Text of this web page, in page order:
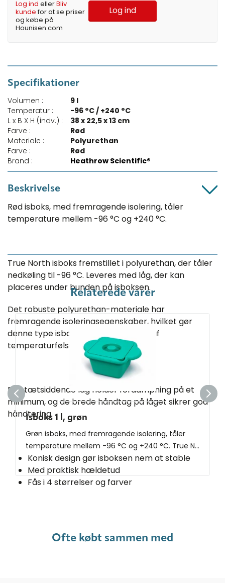
Log ind ellerBliv
kundefor at se priser
og købe på
Hounisen.com
Log ind
Specifikationer
Volumen :
9 l
Temperatur :
-96 °C / +240 °C
L x B X H (indv.) :
38 x 22,5 x 13 cm
Farve :
Rød
Materiale :
Polyurethan
Farve :
Rød
Brand :
Heathrow Scientific®
Beskrivelse
Rød isboks, med fremragende isolering, tåler
temperature mellem -96 °C og +240 °C.
True North isboks fremstillet i polyurethan, der tåler
nedkøling til -96 °C. Leveres med låg, der kan
placeres under bunden på isboksen.
Det robuste polyurethan-materiale har
fremragende isoleringsegenskaber, hvilket gør
denne type isboks ideel til nedkøling af
temperaturfølsomme prøver.
Det tætsiddende låg holder fordampning på et
minimum, og de brede håndtag på låget sikrer god
håndtering.
Konisk design gør isboksen nem at stable
Med praktisk hældetud
Fås i 4 størrelser og farver
Relaterede varer
Isboks 1 l, grøn
Grøn isboks, med fremragende isolering, tåler
temperature mellem -96 °C og +240 °C. True N...
Ofte købt sammen med